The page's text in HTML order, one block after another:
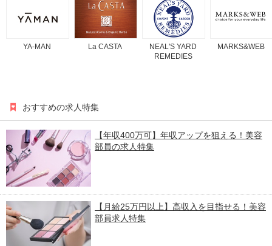
YA-MAN La CASTA
NEAL'S YARD
REMEDIES
MARKS&WEB
おすすめの求人特集
【年収400万可】年収アップを狙える！美容
部員の求人特集
【月給25万円以上】高収入を目指せる！美容
部員求人特集